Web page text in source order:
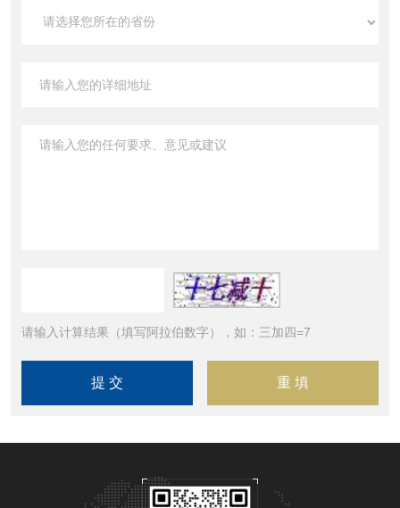
请输入计算结果（填写阿拉伯数字），如：三加四=7